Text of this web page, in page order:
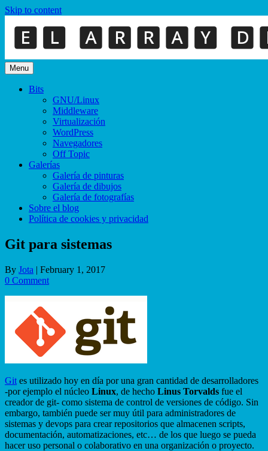
Skip to content
Menu
Bits
GNU/Linux
Middleware
Virtualización
WordPress
Navegadores
Off Topic
Galerías
Galería de pinturas
Galería de dibujos
Galería de fotografías
Sobre el blog
Política de cookies y privacidad
Git para sistemas
By Jota | February 1, 2017
0 Comment
Git es utilizado hoy en día por una gran cantidad de desarrolladores
-por ejemplo el núcleo Linux, de hecho Linus Torvalds fue el
creador de git- como sistema de control de versiones de código. Sin
embargo, también puede ser muy útil para administradores de
sistemas y devops para crear repositorios que almacenen scripts,
documentación, automatizaciones, etc… de los que luego se pueda
hacer uso personal o colaborativo en una organización o proyecto.